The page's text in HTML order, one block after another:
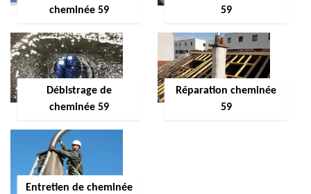
cheminée 59
59
Débistrage de
cheminée 59
Réparation cheminée
59
Entretien de cheminée